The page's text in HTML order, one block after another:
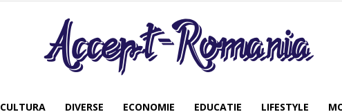
CULTURA DIVERSE ECONOMIE EDUCATIE LIFESTYLE